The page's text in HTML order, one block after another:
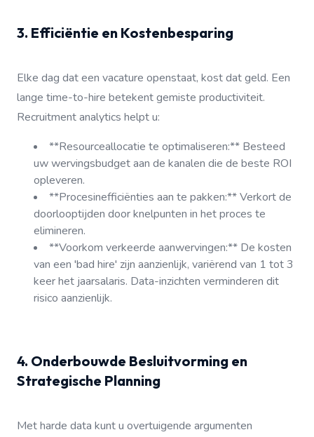
3. Efficiëntie en Kostenbesparing
Elke dag dat een vacature openstaat, kost dat geld. Een
lange time-to-hire betekent gemiste productiviteit.
Recruitment analytics helpt u:
**Resourceallocatie te optimaliseren:** Besteed
uw wervingsbudget aan de kanalen die de beste ROI
opleveren.
**Procesinefficiënties aan te pakken:** Verkort de
doorlooptijden door knelpunten in het proces te
elimineren.
**Voorkom verkeerde aanwervingen:** De kosten
van een 'bad hire' zijn aanzienlijk, variërend van 1 tot 3
keer het jaarsalaris. Data-inzichten verminderen dit
risico aanzienlijk.
4. Onderbouwde Besluitvorming en
Strategische Planning
Met harde data kunt u overtuigende argumenten